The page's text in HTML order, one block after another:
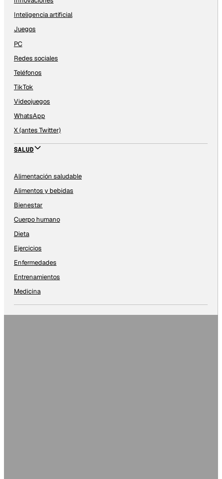
Inteligencia artificial
Juegos
PC
Redes sociales
Teléfonos
TikTok
Videojuegos
WhatsApp
X (antes Twitter)
SALUD
Alimentación saludable
Alimentos y bebidas
Bienestar
Cuerpo humano
Dieta
Ejercicios
Enfermedades
Entrenamientos
Medicina